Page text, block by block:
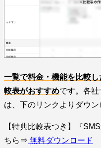
一覧で料金・機能を比較
較表がおすすめです。各
は、下のリンクよりダウン
【特典比較表つき】『
ちら⇒ 無料ダウンロード